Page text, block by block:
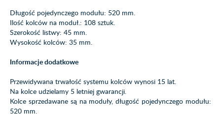
Długość pojedynczego modułu: 520 mm.
Ilość kolców na moduł.: 108 sztuk.
Szerokość listwy: 45 mm.
Wysokość kolców: 35 mm.
Informacje dodatkowe
Przewidywana trwałość systemu kolców wynosi 15 lat.
Na kolce udzielamy 5 letniej gwarancji.
Kolce sprzedawane są na moduły, długość pojedynczego modułu:
520 mm.